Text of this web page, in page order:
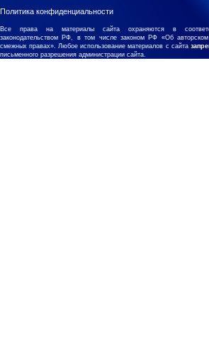
Политика конфиденциальности
Все права на материалы сайта охраняются в
законодательством РФ, в том числе законом РФ «Об
смежных правах». Любое использование материалов с сайта
письменного разрешения администрации сайта.